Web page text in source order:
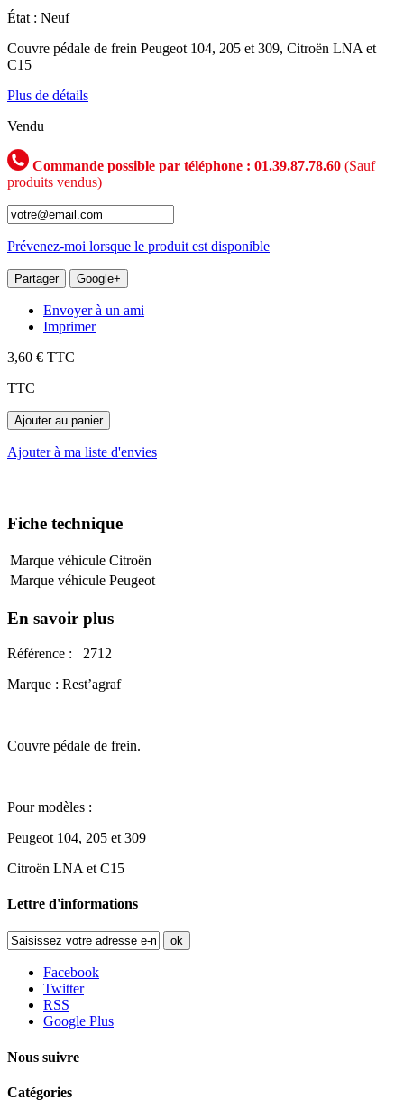
État : Neuf
Couvre pédale de frein Peugeot 104, 205 et 309, Citroën LNA et
C15
Plus de détails
Vendu
Commande possible par téléphone : 01.39.87.78.60 (Sauf
produits vendus)
Prévenez-moi lorsque le produit est disponible
Partager Google+
Envoyer à un ami
Imprimer
3,60 € TTC
TTC
Ajouter au panier
Ajouter à ma liste d'envies
Fiche technique
Marque véhicule Citroën
Marque véhicule Peugeot
En savoir plus
Référence : 2712
Marque : Rest’agraf
Couvre pédale de frein.
Pour modèles :
Peugeot 104, 205 et 309
Citroën LNA et C15
Lettre d'informations
ok
Facebook
Twitter
RSS
Google Plus
Nous suivre
Catégories